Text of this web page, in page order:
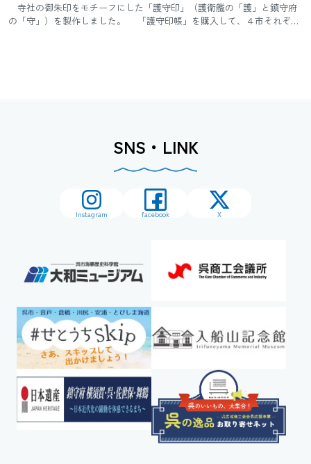
寺社の御朱印をモチーフにした「護守印」（護衛艦の「護」と鎮守府
の「守」）を製作しました。 「護守印帳」を購入して、４市それぞれ
SNS・LINK
Instagram facebook X